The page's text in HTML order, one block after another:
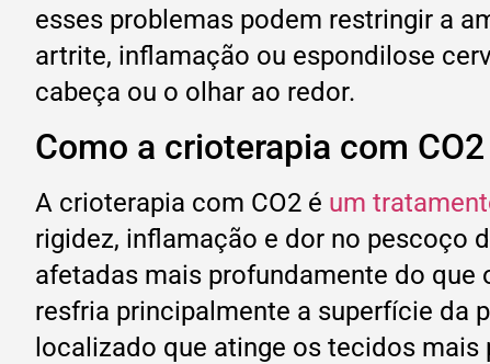
esses problemas podem restringir a
artrite, inflamação ou espondilose
cabeça ou o olhar ao redor.
Como a crioterapia com
A crioterapia com CO2 é um
rigidez, inflamação e dor no pescoço
afetadas mais profundamente do
resfria principalmente a superfície da
localizado que atinge os tecidos